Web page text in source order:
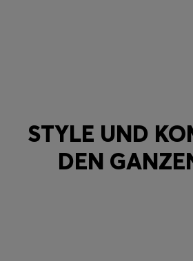
STYLE UND
DEN